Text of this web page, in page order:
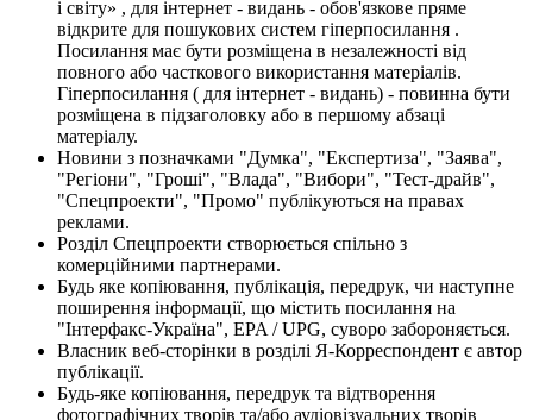
і світу» , для інтернет - видань - обов'язкове пряме
відкрите для пошукових систем гіперпосилання .
Посилання має бути розміщена в незалежності від
повного або часткового використання матеріалів.
Гіперпосилання ( для інтернет - видань) - повинна бути
розміщена в підзаголовку або в першому абзаці
матеріалу.
Новини з позначками "Думка", "Експертиза", "Заява",
"Регіони", "Гроші", "Влада", "Вибори", "Тест-драйв",
"Спецпроекти", "Промо" публікуються на правах
реклами.
Розділ Спецпроекти створюється спільно з
комерційними партнерами.
Будь яке копіювання, публікація, передрук, чи наступне
поширення інформації, що містить посилання на
"Інтерфакс-Україна", EPA / UPG, суворо забороняється.
Власник веб-сторінки в розділі Я-Корреспондент є автор
публікації.
Будь-яке копіювання, передрук та відтворення
фотографічних творів та/або аудіовізуальних творів